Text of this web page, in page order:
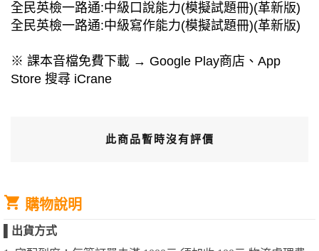
全民英檢一路通:中級口說能力(模擬試題冊)(革新版)
全民英檢一路通:中級寫作能力(模擬試題冊)(革新版)
※ 課本音檔免費下載 → Google Play商店、App
Store 搜尋 iCrane
此商品暫時沒有評價
購物說明
出貨方式